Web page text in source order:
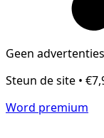
Geen
Steun de site •
Word premium